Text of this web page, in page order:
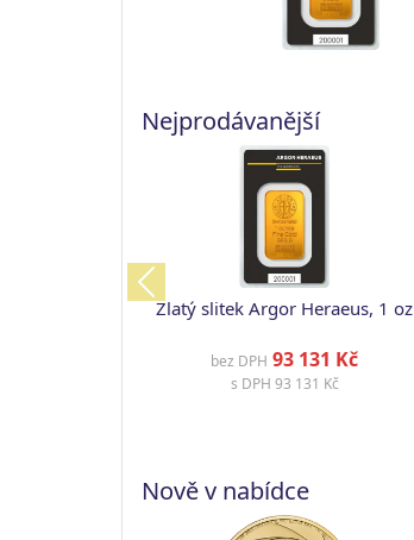
Nejprodávanější
Zlatý slitek Argor Heraeus, 1 oz
bez DPH 93 131 Kč
s DPH 93 131 Kč
Previous
Nově v nabídce